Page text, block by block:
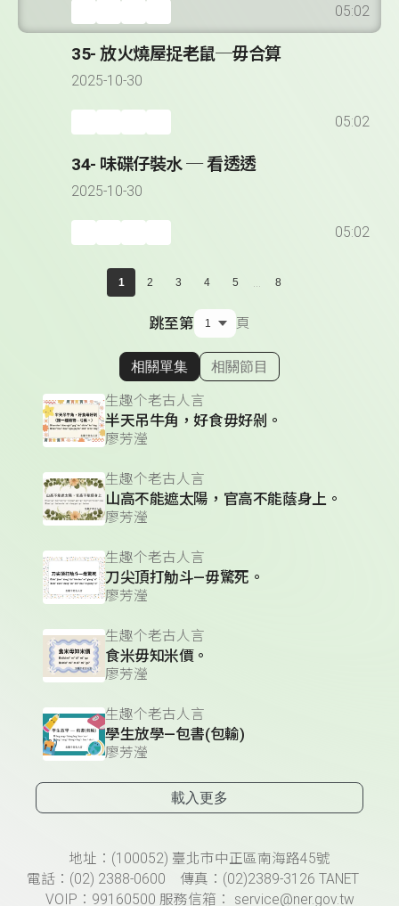
05:02
35- 放火燒屋捉老鼠─毋合算
2025-10-30
05:02
34- 味碟仔裝水 ─ 看透透
2025-10-30
05:02
1 2 3 4 5 ... 8
跳至第 頁
顯示相關單集
相關單集 相關節目
生趣个老古人言
半天吊牛角，好食毋好剁。
廖芳瀅
生趣个老古人言
山高不能遮太陽，官高不能蔭身上。
廖芳瀅
生趣个老古人言
刀尖頂打觔斗—毋驚死。
廖芳瀅
生趣个老古人言
食米毋知米價。
廖芳瀅
生趣个老古人言
學生放學—包書(包輸)
廖芳瀅
載入更多
頁尾資訊地址：(100052) 臺北市中正區南海路45號
電話：(02) 2388-0600 傳真：(02)2389-3126 TANET
VOIP：99160500 服務信箱： service@ner.gov.tw